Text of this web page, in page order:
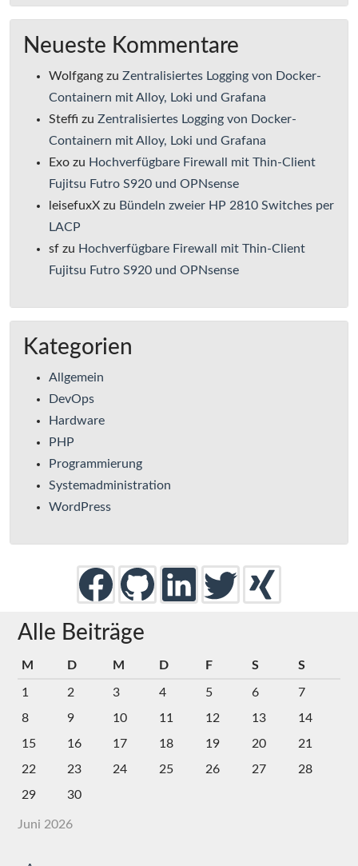
Neueste Kommentare
Wolfgang zu Zentralisiertes Logging von Docker-
Containern mit Alloy, Loki und Grafana
Steffi zu Zentralisiertes Logging von Docker-
Containern mit Alloy, Loki und Grafana
Exo zu Hochverfügbare Firewall mit Thin-Client
Fujitsu Futro S920 und OPNsense
leisefuxX zu Bündeln zweier HP 2810 Switches per
LACP
sf zu Hochverfügbare Firewall mit Thin-Client
Fujitsu Futro S920 und OPNsense
Kategorien
Allgemein
DevOps
Hardware
PHP
Programmierung
Systemadministration
WordPress
Alle Beiträge
Juni 2026
M D M D F S S
1 2 3 4 5 6
7
8
9 10 11 12 13
14
15
16 17 18 19 20
21
22
23 24 25 26 27
28
29
30